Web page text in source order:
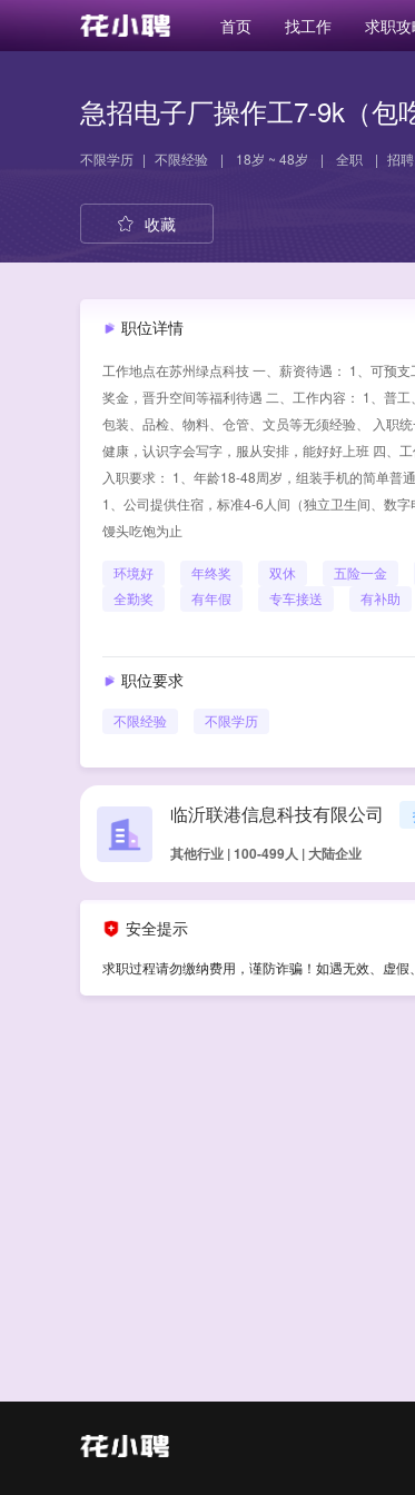
首页 找工作 求职
急招电子厂操作工7-9k（包
不限学历 | 不限经验 | 18岁 ~ 48岁 | 全职 | 招
收藏
职位详情
工作地点在苏州绿点科技 一、薪资待遇： 1、可预
奖金，晋升空间等福利待遇 二、工作内容： 1、普
包装、品检、物料、仓管、文员等无须经验、 入职
健康，认识字会写字，服从安排，能好好上班 四、
入职要求： 1、年龄18-48周岁，组装手机的简单普
1、公司提供住宿，标准4-6人间（独立卫生间、数
馒头吃饱为止
环境好 年终奖 双休 五险一金
全勤奖
有年假 专车接送 有补助
职位要求
不限经验 不限学历
临沂联港信息科技有限公司
其他行业 | 100-499人 | 大陆企业
安全提示
求职过程请勿缴纳费用，谨防诈骗！如遇无效、虚